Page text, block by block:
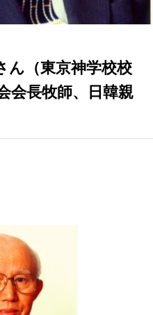
ん（東京神学校校
会長牧師、日韓親